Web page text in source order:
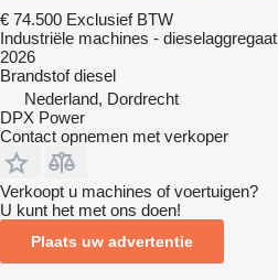
€ 74.500 Exclusief BTW
Industriële machines - dieselaggregaat
2026
Brandstof diesel
Nederland, Dordrecht
DPX Power
Contact opnemen met verkoper
Verkoopt u machines of voertuigen?
U kunt het met ons doen!
Plaats uw advertentie